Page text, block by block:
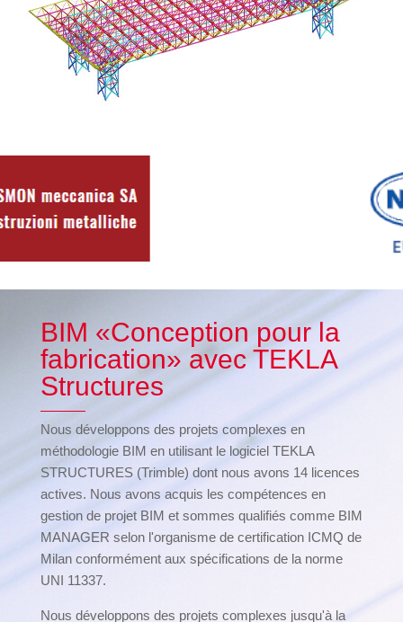
BIM «Conception pour la
fabrication» avec TEKLA
Structures
Nous développons des projets complexes en
méthodologie BIM en utilisant le logiciel TEKLA
STRUCTURES (Trimble) dont nous avons 14 licences
actives. Nous avons acquis les compétences en
gestion de projet BIM et sommes qualifiés comme BIM
MANAGER selon l'organisme de certification ICMQ de
Milan conformément aux spécifications de la norme
UNI 11337.
Nous développons des projets complexes jusqu'à la